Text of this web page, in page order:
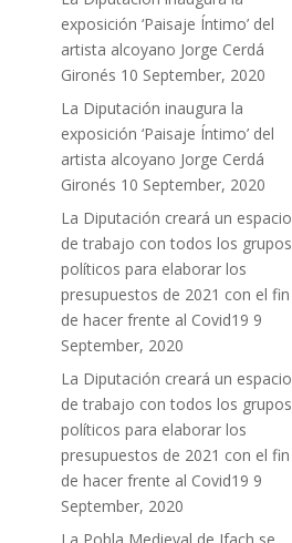
exposición ‘Paisaje Íntimo’ del
artista alcoyano Jorge Cerdá
Gironés 10 September, 2020
La Diputación inaugura la
exposición ‘Paisaje Íntimo’ del
artista alcoyano Jorge Cerdá
Gironés 10 September, 2020
La Diputación creará un espacio
de trabajo con todos los grupos
políticos para elaborar los
presupuestos de 2021 con el fin
de hacer frente al Covid19 9
September, 2020
La Diputación creará un espacio
de trabajo con todos los grupos
políticos para elaborar los
presupuestos de 2021 con el fin
de hacer frente al Covid19 9
September, 2020